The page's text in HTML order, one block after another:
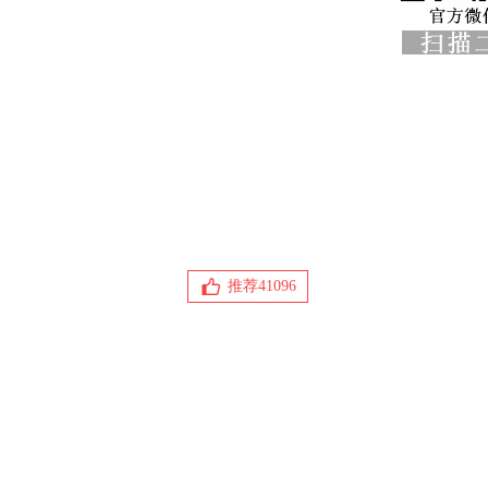
推荐41096